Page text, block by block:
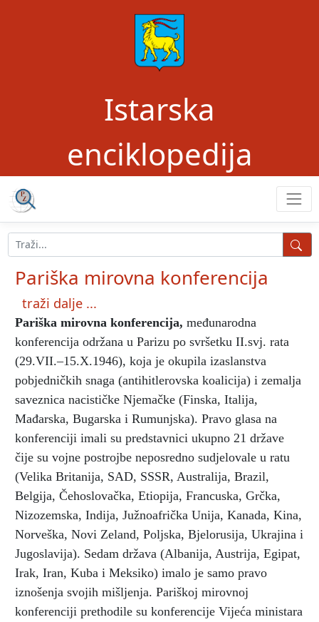
Istarska
enciklopedija
Pariška mirovna konferencija
traži dalje ...
Pariška mirovna konferencija, međunarodna
konferencija održana u Parizu po svršetku II.svj. rata
(29.VII.–15.X.1946), koja je okupila izaslanstva
pobjedničkih snaga (antihitlerovska koalicija) i zemalja
saveznica nacističke Njemačke (Finska, Italija,
Mađarska, Bugarska i Rumunjska). Pravo glasa na
konferenciji imali su predstavnici ukupno 21 države
čije su vojne postrojbe neposredno sudjelovale u ratu
(Velika Britanija, SAD, SSSR, Australija, Brazil,
Belgija, Čehoslovačka, Etiopija, Francuska, Grčka,
Nizozemska, Indija, Južnoafrička Unija, Kanada, Kina,
Norveška, Novi Zeland, Poljska, Bjelorusija, Ukrajina i
Jugoslavija). Sedam država (Albanija, Austrija, Egipat,
Irak, Iran, Kuba i Meksiko) imalo je samo pravo
iznošenja svojih mišljenja. Pariškoj mirovnoj
konferenciji prethodile su konferencije Vijeća ministara